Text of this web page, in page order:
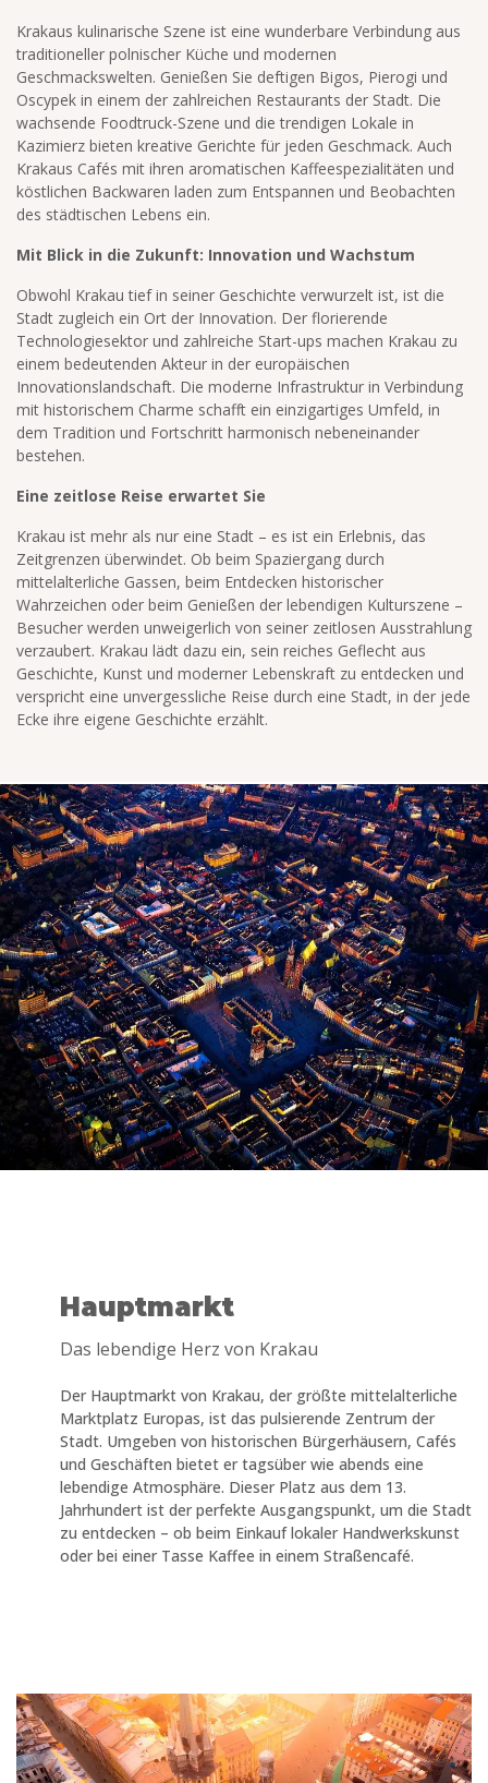
Krakaus kulinarische Szene ist eine wunderbare Verbindung aus
traditioneller polnischer Küche und modernen
Geschmackswelten. Genießen Sie deftigen Bigos, Pierogi und
Oscypek in einem der zahlreichen Restaurants der Stadt. Die
wachsende Foodtruck-Szene und die trendigen Lokale in
Kazimierz bieten kreative Gerichte für jeden Geschmack. Auch
Krakaus Cafés mit ihren aromatischen Kaffeespezialitäten und
köstlichen Backwaren laden zum Entspannen und Beobachten
des städtischen Lebens ein.
Mit Blick in die Zukunft: Innovation und Wachstum
Obwohl Krakau tief in seiner Geschichte verwurzelt ist, ist die
Stadt zugleich ein Ort der Innovation. Der florierende
Technologiesektor und zahlreiche Start-ups machen Krakau zu
einem bedeutenden Akteur in der europäischen
Innovationslandschaft. Die moderne Infrastruktur in Verbindung
mit historischem Charme schafft ein einzigartiges Umfeld, in
dem Tradition und Fortschritt harmonisch nebeneinander
bestehen.
Eine zeitlose Reise erwartet Sie
Krakau ist mehr als nur eine Stadt – es ist ein Erlebnis, das
Zeitgrenzen überwindet. Ob beim Spaziergang durch
mittelalterliche Gassen, beim Entdecken historischer
Wahrzeichen oder beim Genießen der lebendigen Kulturszene –
Besucher werden unweigerlich von seiner zeitlosen Ausstrahlung
verzaubert. Krakau lädt dazu ein, sein reiches Geflecht aus
Geschichte, Kunst und moderner Lebenskraft zu entdecken und
verspricht eine unvergessliche Reise durch eine Stadt, in der jede
Ecke ihre eigene Geschichte erzählt.
Hauptmarkt
Das lebendige Herz von Krakau
Der Hauptmarkt von Krakau, der größte mittelalterliche
Marktplatz Europas, ist das pulsierende Zentrum der
Stadt. Umgeben von historischen Bürgerhäusern, Cafés
und Geschäften bietet er tagsüber wie abends eine
lebendige Atmosphäre. Dieser Platz aus dem 13.
Jahrhundert ist der perfekte Ausgangspunkt, um die Stadt
zu entdecken – ob beim Einkauf lokaler Handwerkskunst
oder bei einer Tasse Kaffee in einem Straßencafé.